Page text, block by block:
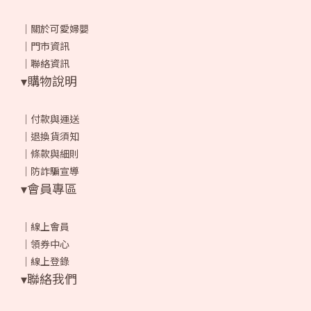
｜ 關於可愛婦嬰
｜ 門市資訊
｜ 聯絡資訊
▾購物說明
｜ 付款與運送
｜ 退換貨須知
｜ 條款與細則
｜ 防詐騙宣導
▾會員專區
｜ 線上會員
｜ 領券中心
｜ 線上登錄
▾聯絡我們